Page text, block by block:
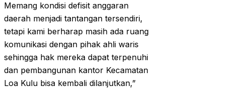
Memang kondisi defisit anggaran
daerah menjadi tantangan tersendiri,
tetapi kami berharap masih ada ruang
komunikasi dengan pihak ahli waris
sehingga hak mereka dapat terpenuhi
dan pembangunan kantor Kecamatan
Loa Kulu bisa kembali dilanjutkan,”